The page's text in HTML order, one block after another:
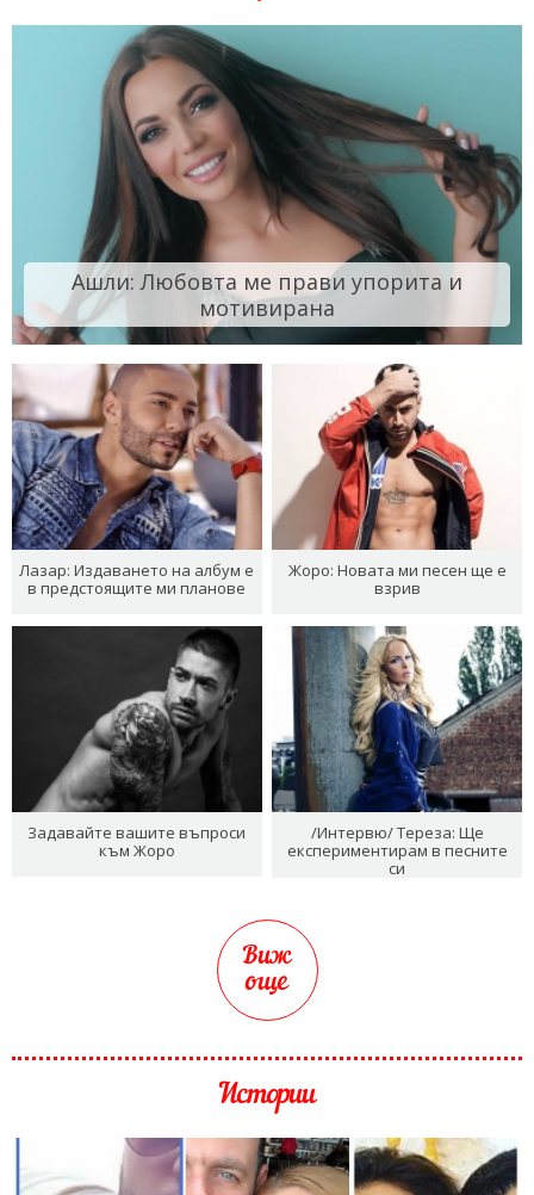
Ашли: Любовта ме прави упорита и
мотивирана
Лазар: Издаването на албум е
в предстоящите ми планове
Жоро: Новата ми песен ще е
взрив
Задавайте вашите въпроси
към Жоро
/Интервю/ Тереза: Ще
експериментирам в песните
си
Виж
още
Истории